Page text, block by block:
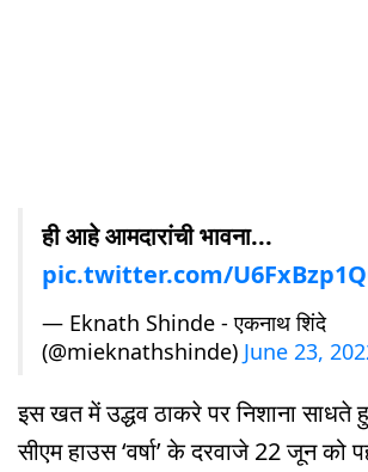
ही आहे आमदारांची भावना...
pic.twitter.com/
— Eknath Shinde - एकनाथ शिंदे
(@mieknathshinde) June 23,
इस खत में उद्धव ठाकरे पर निशाना साधते
सीएम हाउस ‘वर्षा’ के दरवाजे 22 जून को